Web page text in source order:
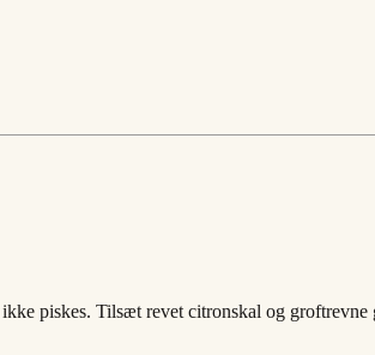
piskes. Tilsæt revet citronskal og groftrevne